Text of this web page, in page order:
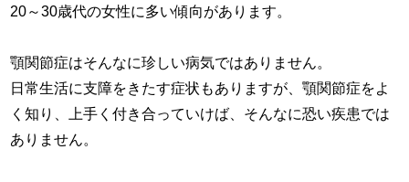
20～30歳代の女性に多い傾向があります。
顎関節症はそんなに珍しい病気ではありません。
日常生活に支障をきたす症状もありますが、顎関節症をよ
く知り、上手く付き合っていけば、そんなに恐い疾患では
ありません。